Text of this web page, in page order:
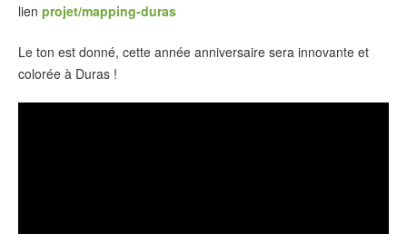
lien projet/mapping-duras
Le ton est donné, cette année anniversaire sera innovante et
colorée à Duras !